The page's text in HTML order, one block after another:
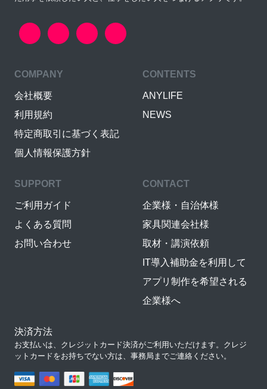
COMPANY
会社概要
利用規約
特定商取引に基づく表記
個人情報保護方針
CONTENTS
ANYLIFE
NEWS
SUPPORT
ご利用ガイド
よくある質問
お問い合わせ
CONTACT
企業様・自治体様
家具関連会社様
取材・講演依頼
IT導入補助金を利用して
アプリ制作を希望される
企業様へ
決済方法
お支払いは、クレジットカード決済がご利用いただけます。クレジ
ットカードをお持ちでない方は、事務局までご連絡ください。